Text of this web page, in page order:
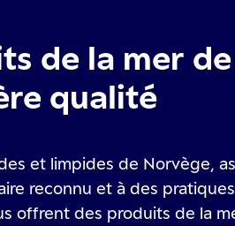
de la mer de
qualité
et limpides de Norvège,
reconnu et à des pratiques
offrent des produits de la